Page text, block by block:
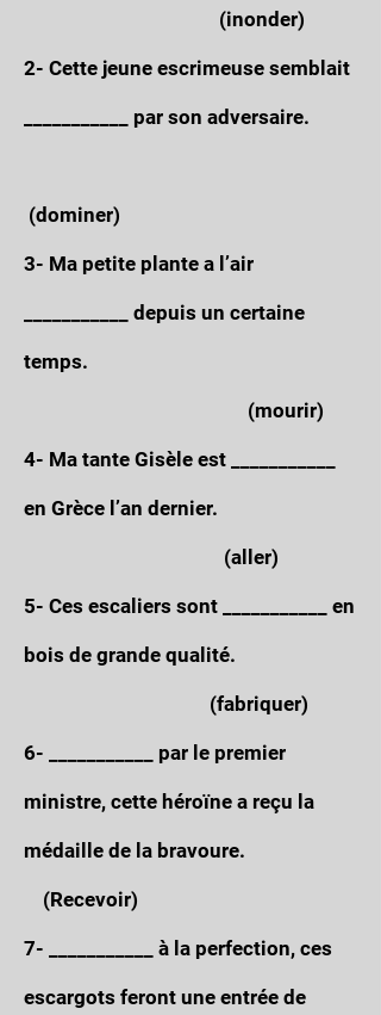
(inonder)
2- Cette jeune escrimeuse semblait
___________ par son adversaire.
(dominer)
3- Ma petite plante a l’air
___________ depuis un certaine
temps.
(mourir)
4- Ma tante Gisèle est ___________
en Grèce l’an dernier.
(aller)
5- Ces escaliers sont ___________ en
bois de grande qualité.
(fabriquer)
6- ___________ par le premier
ministre, cette héroïne a reçu la
médaille de la bravoure.
(Recevoir)
7- ___________ à la perfection, ces
escargots feront une entrée de